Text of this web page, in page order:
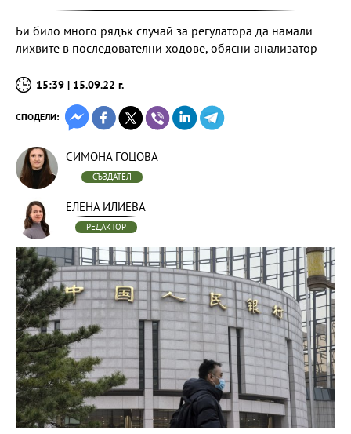
Би било много рядък случай за регулатора да намали
лихвите в последователни ходове, обясни анализатор
15:39 | 15.09.22 г.
СПОДЕЛИ:
СИМОНА ГОЦОВА
СЪЗДАТЕЛ
ЕЛЕНА ИЛИЕВА
РЕДАКТОР